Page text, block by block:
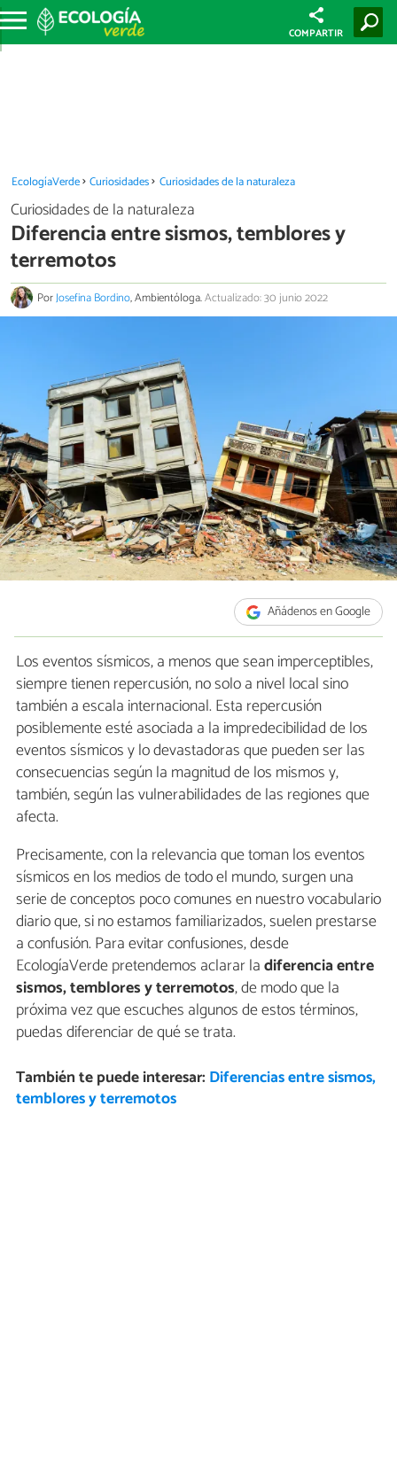
COMPARTIR
EcologíaVerde Curiosidades Curiosidades de la naturaleza
Curiosidades de la naturaleza
Diferencia entre sismos, temblores y
terremotos
PorJosefina Bordino, Ambientóloga.Actualizado: 30 junio 2022
Añádenos en Google
Los eventos sísmicos, a menos que sean imperceptibles,
siempre tienen repercusión, no solo a nivel local sino
también a escala internacional. Esta repercusión
posiblemente esté asociada a la impredecibilidad de los
eventos sísmicos y lo devastadoras que pueden ser las
consecuencias según la magnitud de los mismos y,
también, según las vulnerabilidades de las regiones que
afecta.
Precisamente, con la relevancia que toman los eventos
sísmicos en los medios de todo el mundo, surgen una
serie de conceptos poco comunes en nuestro vocabulario
diario que, si no estamos familiarizados, suelen prestarse
a confusión. Para evitar confusiones, desde
EcologíaVerde pretendemos aclarar ladiferencia entre
sismos, temblores y terremotos, de modo que la
próxima vez que escuches algunos de estos términos,
puedas diferenciar de qué se trata.
También te puede interesar: Diferencias entre sismos,
temblores y terremotos